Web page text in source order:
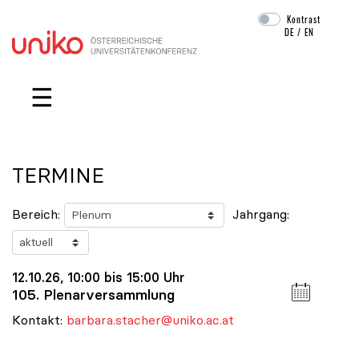
Navigation überspringen
Kontrast
DE /EN
☰
TERMINE
Bereich: Jahrgang:
12.10.26, 10:00 bis 15:00 Uhr
105. Plenarversammlung
Kontakt: barbara.stacher@uniko.ac.at